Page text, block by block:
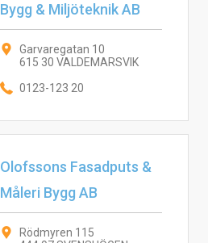
Bygg & Miljöteknik AB
Garvaregatan 10
615 30 VALDEMARSVIK
0123-123 20
Olofssons Fasadputs &
Måleri Bygg AB
Rödmyren 115